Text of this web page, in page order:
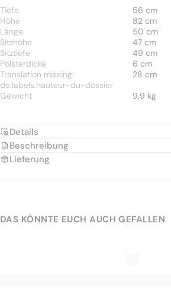
Tiefe
56 cm
Höhe
82 cm
Länge
50 cm
Sitzhöhe
47 cm
Sitztiefe
49 cm
Polsterdicke
6 cm
Translation missing:
de.labels.hauteur-du-dossier
28 cm
Gewicht
9,9 kg
Details
Beschreibung
Lieferung
DAS KÖNNTE EUCH AUCH GEFALLEN